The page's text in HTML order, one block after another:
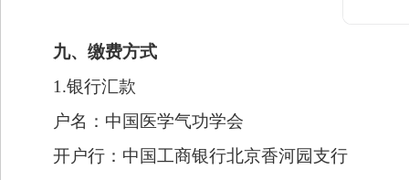
九、缴费方式
1.银行汇款
户名：中国医学气功学会
开户行：中国工商银行北京香河园支行